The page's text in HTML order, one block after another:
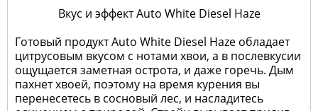
Вкус и эффект Auto White Diesel Haze
Готовый продукт Auto White Diesel Haze обладает
цитрусовым вкусом с нотами хвои, а в послевкусии
ощущается заметная острота, и даже горечь. Дым
пахнет хвоей, поэтому на время курения вы
перенесетесь в сосновый лес, и насладитесь